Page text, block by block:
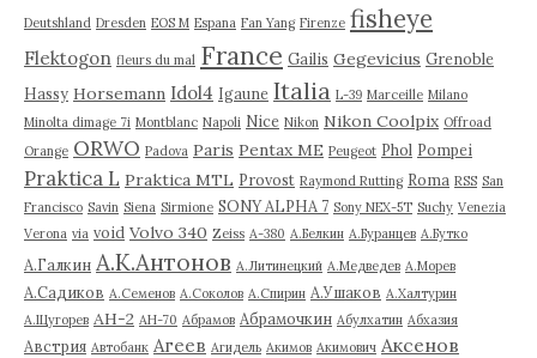
Deutshland Dresden EOS M Espana Fan Yang Firenze fisheye
Flektogon fleurs du mal France Gailis Gegevicius Grenoble
Hassy Horsemann Idol4 Igaune Italia L-39 Marceille Milano
Minolta dimage 7i Montblanc Napoli Nice Nikon Nikon Coolpix Offroad
Orange ORWO Padova Paris Pentax ME Peugeot Phol Pompei
Praktica L Praktica MTL Provost Raymond Rutting Roma RSS San
Francisco Savin Siena Sirmione SONY ALPHA 7 Sony NEX-5T Suchy Venezia
Verona via void Volvo 340 Zeiss А-380 А.Белкин А.Буранцев А.Бутко
А.Галкин А.К.Антонов А.Литинецкий А.Медведев А.Морев
А.Садиков А.Семенов А.Соколов А.Спирин А.Ушаков А.Халтурин
А.Щугорев АН-2 АН-70 Абрамов Абрамочкин Абулхатин Абхазия
Австрия Автобанк Агеев Агидель Акимов Акимович Аксенов